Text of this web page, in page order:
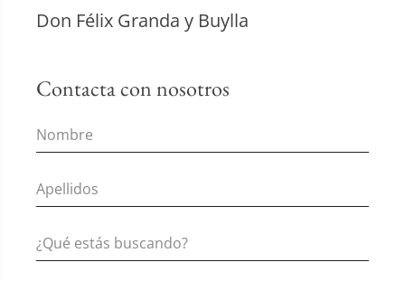
Don Félix Granda y Buylla
Contacta con nosotros